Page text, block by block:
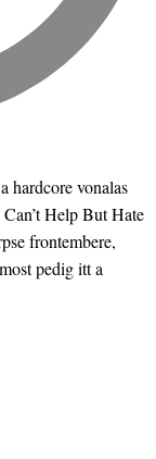
hardcore vonalas
Help But Hate
frontembere,
pedig itt a